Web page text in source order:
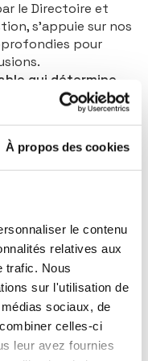
À propos des cookies
le contenu
relatives aux
trafic. Nous
sur l'utilisation de
sociaux, de
celles-ci
leur avez fournies
le Directoire et
s’appuie sur nos
pour
qui détermine
dans lequel
pour
actionnarial
que nous finançons
politique de
Nos dialogues
Nous avons
de nos dialogues
DE GESTION